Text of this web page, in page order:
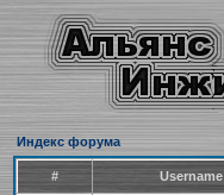
Индекс форума
# Username